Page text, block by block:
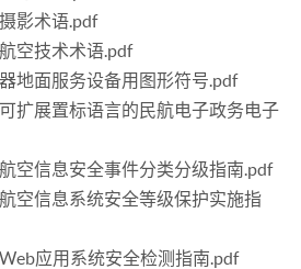
影术语.pdf
空技术术语.pdf
地面服务设备用图形符号.pdf
扩展置标语言的民航电子政务电子
空信息安全事件分类分级指南.pdf
空信息系统安全等级保护实施指
应用系统安全检测指南.pdf